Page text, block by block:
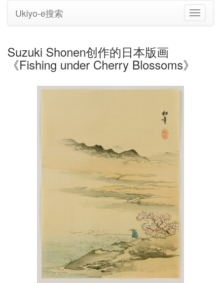
切
换
Ukiyo-e搜索
Suzuki Shonen创作的日本版画
《Fishing under Cherry Blossoms》